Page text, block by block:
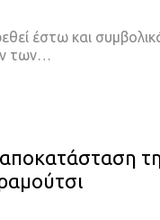
έστω και
των…